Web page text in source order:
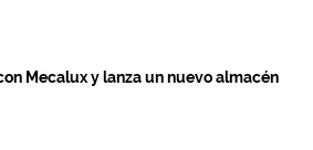
Mecalux y lanza un nuevo almacén